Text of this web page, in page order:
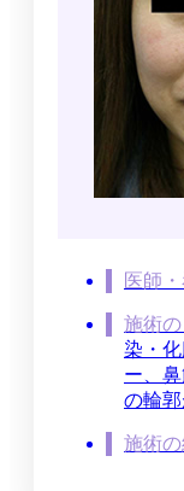
医師・
施術の
染・
ー、
の輪郭
施術の